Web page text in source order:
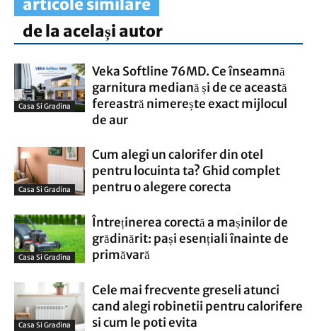
articole similare
de la același autor
Casa Si Gradina
Veka Softline 76MD. Ce înseamnă
garnitura mediană și de ce această
fereastră nimerește exact mijlocul
de aur
Casa Si Gradina
Cum alegi un calorifer din otel
pentru locuinta ta? Ghid complet
pentru o alegere corecta
Casa Si Gradina
Întreținerea corectă a mașinilor de
grădinărit: pași esențiali înainte de
primăvară
Casa Si Gradina
Cele mai frecvente greseli atunci
cand alegi robinetii pentru calorifere
si cum le poti evita